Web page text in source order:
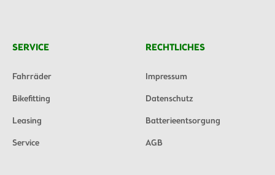
SERVICE
Fahrräder
Bikefitting
Leasing
Service
RECHTLICHES
Impressum
Datenschutz
Batterieentsorgung
AGB